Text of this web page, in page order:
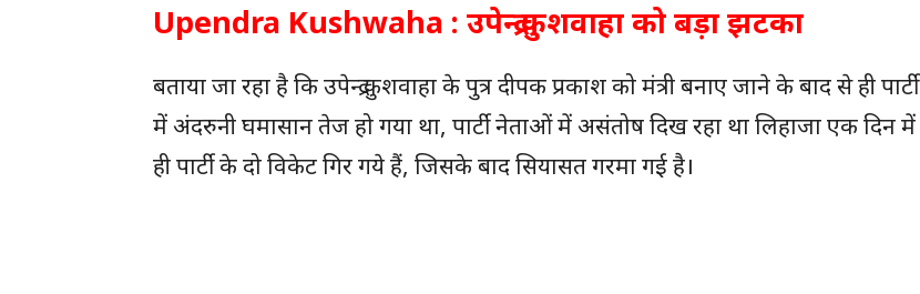
Upendra Kushwaha : उपेन्द्र कुशवाहा को बड़ा झटका
बताया जा रहा है कि उपेन्द्र कुशवाहा के पुत्र दीपक प्रकाश को मंत्री बनाए जाने के बाद से ही पार्टी
में अंदरुनी घमासान तेज हो गया था, पार्टी नेताओं में असंतोष दिख रहा था लिहाजा एक दिन में
ही पार्टी के दो विकेट गिर गये हैं, जिसके बाद सियासत गरमा गई है।